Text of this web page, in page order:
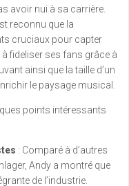
avoir nui à sa carrière.
reconnu que la
cruciaux pour capter
fideliser ses fans grâce à
ainsi que la taille d’un
le paysage musical.
points intéressants
: Comparé à d’autres
Andy a montré que
de l’industrie.